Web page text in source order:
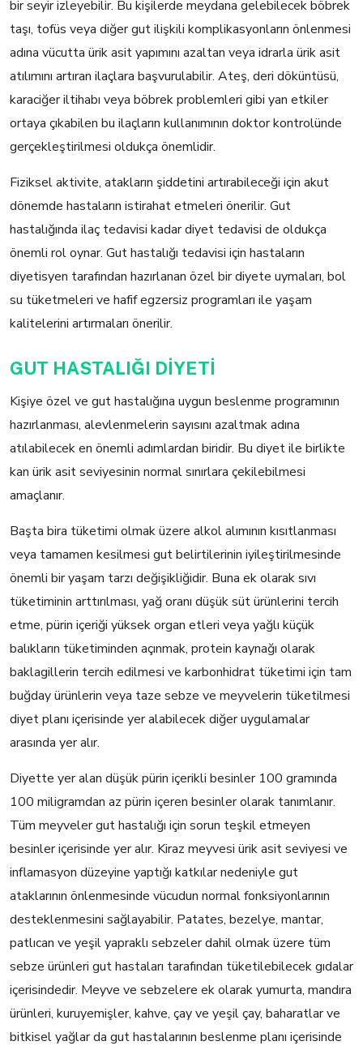
bir seyir izleyebilir. Bu kişilerde meydana gelebilecek böbrek
taşı, tofüs veya diğer gut ilişkili komplikasyonların önlenmesi
adına vücutta ürik asit yapımını azaltan veya idrarla ürik asit
atılımını artıran ilaçlara başvurulabilir. Ateş, deri döküntüsü,
karaciğer iltihabı veya böbrek problemleri gibi yan etkiler
ortaya çıkabilen bu ilaçların kullanımının doktor kontrolünde
gerçekleştirilmesi oldukça önemlidir.
Fiziksel aktivite, atakların şiddetini artırabileceği için akut
dönemde hastaların istirahat etmeleri önerilir. Gut
hastalığında ilaç tedavisi kadar diyet tedavisi de oldukça
önemli rol oynar. Gut hastalığı tedavisi için hastaların
diyetisyen tarafından hazırlanan özel bir diyete uymaları, bol
su tüketmeleri ve hafif egzersiz programları ile yaşam
kalitelerini artırmaları önerilir.
GUT HASTALIĞI DİYETİ
Kişiye özel ve gut hastalığına uygun beslenme programının
hazırlanması, alevlenmelerin sayısını azaltmak adına
atılabilecek en önemli adımlardan biridir. Bu diyet ile birlikte
kan ürik asit seviyesinin normal sınırlara çekilebilmesi
amaçlanır.
Başta bira tüketimi olmak üzere alkol alımının kısıtlanması
veya tamamen kesilmesi gut belirtilerinin iyileştirilmesinde
önemli bir yaşam tarzı değişikliğidir. Buna ek olarak sıvı
tüketiminin arttırılması, yağ oranı düşük süt ürünlerini tercih
etme, pürin içeriği yüksek organ etleri veya yağlı küçük
balıkların tüketiminden açınmak, protein kaynağı olarak
baklagillerin tercih edilmesi ve karbonhidrat tüketimi için tam
buğday ürünlerin veya taze sebze ve meyvelerin tüketilmesi
diyet planı içerisinde yer alabilecek diğer uygulamalar
arasında yer alır.
Diyette yer alan düşük pürin içerikli besinler 100 gramında
100 miligramdan az pürin içeren besinler olarak tanımlanır.
Tüm meyveler gut hastalığı için sorun teşkil etmeyen
besinler içerisinde yer alır. Kiraz meyvesi ürik asit seviyesi ve
inflamasyon düzeyine yaptığı katkılar nedeniyle gut
ataklarının önlenmesinde vücudun normal fonksiyonlarının
desteklenmesini sağlayabilir. Patates, bezelye, mantar,
patlıcan ve yeşil yapraklı sebzeler dahil olmak üzere tüm
sebze ürünleri gut hastaları tarafından tüketilebilecek gıdalar
içerisindedir. Meyve ve sebzelere ek olarak yumurta, mandıra
ürünleri, kuruyemişler, kahve, çay ve yeşil çay, baharatlar ve
bitkisel yağlar da gut hastalarının beslenme planı içerisinde